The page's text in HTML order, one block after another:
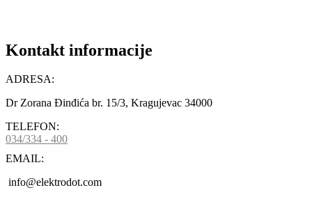
Kontakt informacije
ADRESA:
Dr Zorana Đinđića br. 15/3, Kragujevac 34000
TELEFON:
034/334 - 400
EMAIL:
info@elektrodot.com